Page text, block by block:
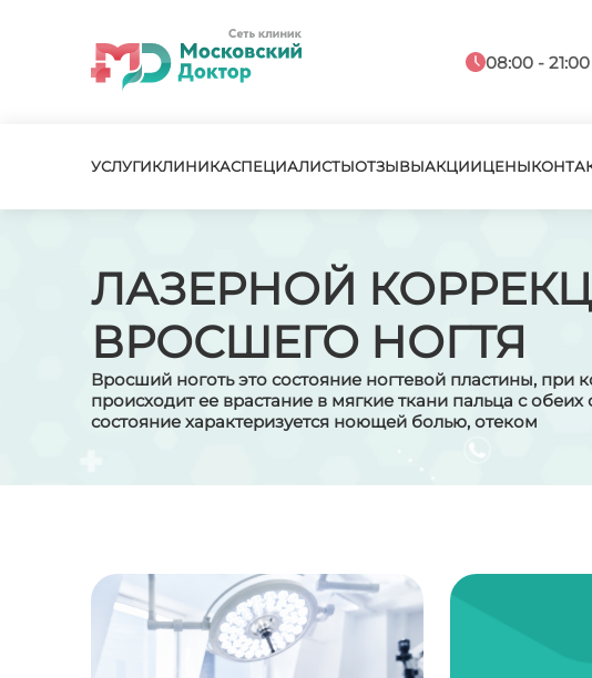
08:00 - 21:00
УСЛУГИКЛИНИКАСПЕЦИАЛИСТЫОТЗЫВЫАКЦИИЦЕНЫ
ЛАЗЕРНОЙ
ВРОСШЕГО НОГТЯ
Вросший ноготь это состояние ногтевой пластины, при
происходит ее врастание в мягкие ткани пальца с обеих
состояние характеризуется ноющей болью, отеком